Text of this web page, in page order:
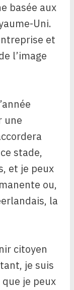
basée aux
Uni.
et
l’image
une
stade,
et je peux
ou,
la
citoyen
je suis
je peux